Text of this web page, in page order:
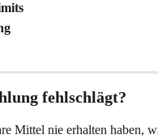
fehlschlägt?
Mittel nie erhalten haben,